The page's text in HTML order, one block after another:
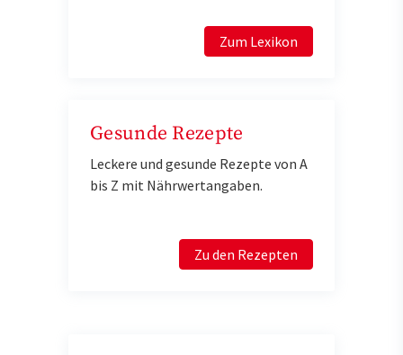
Zum Lexikon
Gesunde Rezepte
Leckere und gesunde Rezepte von A
bis Z mit Nährwertangaben.
Zu den Rezepten